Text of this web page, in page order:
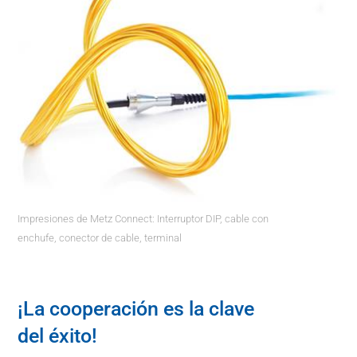
Impresiones de Metz Connect: Interruptor DIP, cable con
enchufe, conector de cable, terminal
¡La cooperación es la clave
del éxito!